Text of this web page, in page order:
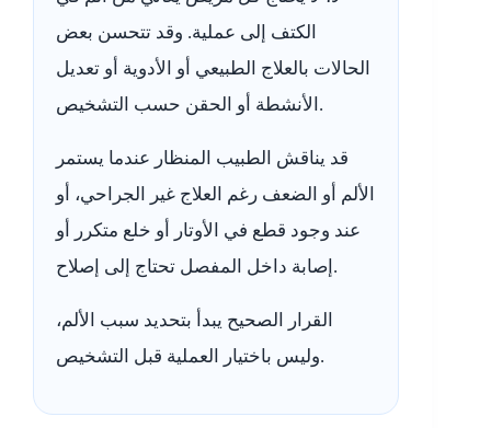
الكتف إلى عملية. وقد تتحسن بعض
الحالات بالعلاج الطبيعي أو الأدوية أو تعديل
الأنشطة أو الحقن حسب التشخيص.
قد يناقش الطبيب المنظار عندما يستمر
الألم أو الضعف رغم العلاج غير الجراحي، أو
عند وجود قطع في الأوتار أو خلع متكرر أو
إصابة داخل المفصل تحتاج إلى إصلاح.
القرار الصحيح يبدأ بتحديد سبب الألم،
وليس باختيار العملية قبل التشخيص.